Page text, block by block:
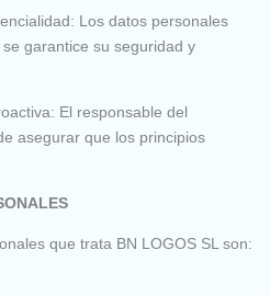
Los datos personales
garantice su seguridad y
El responsable del
asegurar que los principios
que trata BN LOGOS SL son: